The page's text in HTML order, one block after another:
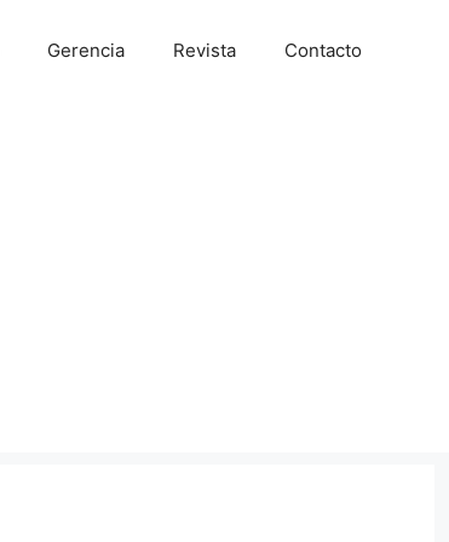
Gerencia Revista Contacto